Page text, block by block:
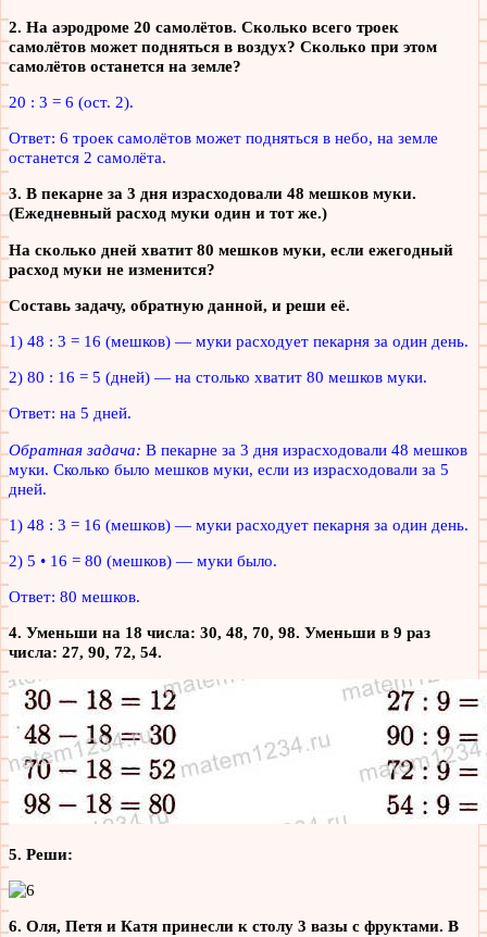
2. На аэродроме 20 самолётов. Сколько всего троек
самолётов может подняться в воздух? Сколько при этом
самолётов останется на земле?
20 : 3 = 6 (ост. 2).
Ответ: 6 троек самолётов может подняться в небо, на земле
останется 2 самолёта.
3. В пекарне за 3 дня израсходовали 48 мешков муки.
(Ежедневный расход муки один и тот же.)
На сколько дней хватит 80 мешков муки, если ежегодный
расход муки не изменится?
Составь задачу, обратную данной, и реши её.
1) 48 : 3 = 16 (мешков) — муки расходует пекарня за один день.
2) 80 : 16 = 5 (дней) — на столько хватит 80 мешков муки.
Ответ: на 5 дней.
Обратная задача: В пекарне за 3 дня израсходовали 48 мешков
муки. Сколько было мешков муки, если из израсходовали за 5
дней.
1) 48 : 3 = 16 (мешков) — муки расходует пекарня за один день.
2) 5 • 16 = 80 (мешков) — муки было.
Ответ: 80 мешков.
4. Уменьши на 18 числа: 30, 48, 70, 98. Уменьши в 9 раз
числа: 27, 90, 72, 54.
5. Реши:
6. Оля, Петя и Катя принесли к столу 3 вазы с фруктами. В